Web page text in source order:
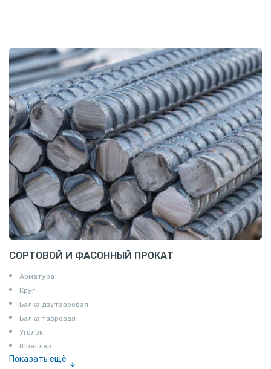
СОРТОВОЙ И ФАСОННЫЙ ПРОКАТ
Арматура
Круг
Балка двутавровая
Балка тавровая
Уголок
Швеллер
Показать ещё